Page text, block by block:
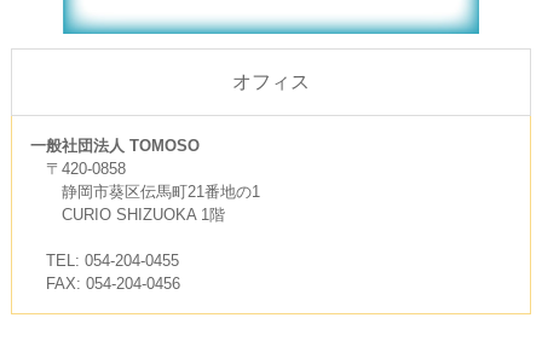
オフィス
一般社団法人 TOMOSO
〒420-0858
静岡市葵区伝馬町21番地の1
CURIO SHIZUOKA 1階
TEL: 054-204-0455
FAX: 054-204-0456